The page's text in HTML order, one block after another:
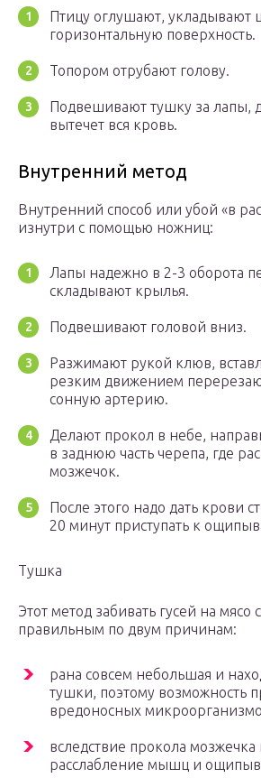
Птицу оглушают,
горизонтальную поверхность.
Топором отрубают голову.
Подвешивают тушку за лапы,
вытечет вся кровь.
Внутренний метод
Внутренний способ или убой «в
изнутри с помощью ножниц:
Лапы надежно в 2-3 оборота
складывают крылья.
Подвешивают головой вниз.
Разжимают рукой клюв,
резким движением
сонную артерию.
Делают прокол в небе,
в заднюю часть черепа, где
мозжечок.
После этого надо дать крови
20 минут приступать к
Тушка
Этот метод забивать гусей на мясо
правильным по двум причинам:
рана совсем небольшая и
тушки, поэтому возможность
вредоносных
вследствие прокола мозжечка
расслабление мышц и